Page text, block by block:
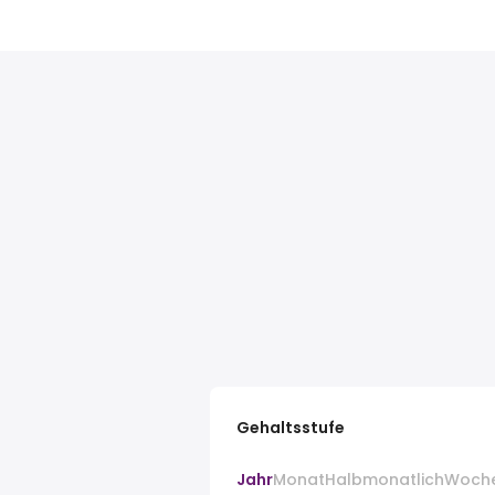
Gehaltsstufe
JahrMonatHalbmonatlich